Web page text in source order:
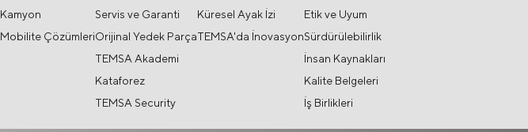
Kamyon
Mobilite Çözümleri
Servis ve Garanti
Orijinal Yedek Parça
TEMSA Akademi
Kataforez
TEMSA Security
Küresel Ayak İzi
TEMSA'da İnovasyon
Etik ve Uyum
Sürdürülebilirlik
İnsan Kaynakları
Kalite Belgeleri
İş Birlikleri